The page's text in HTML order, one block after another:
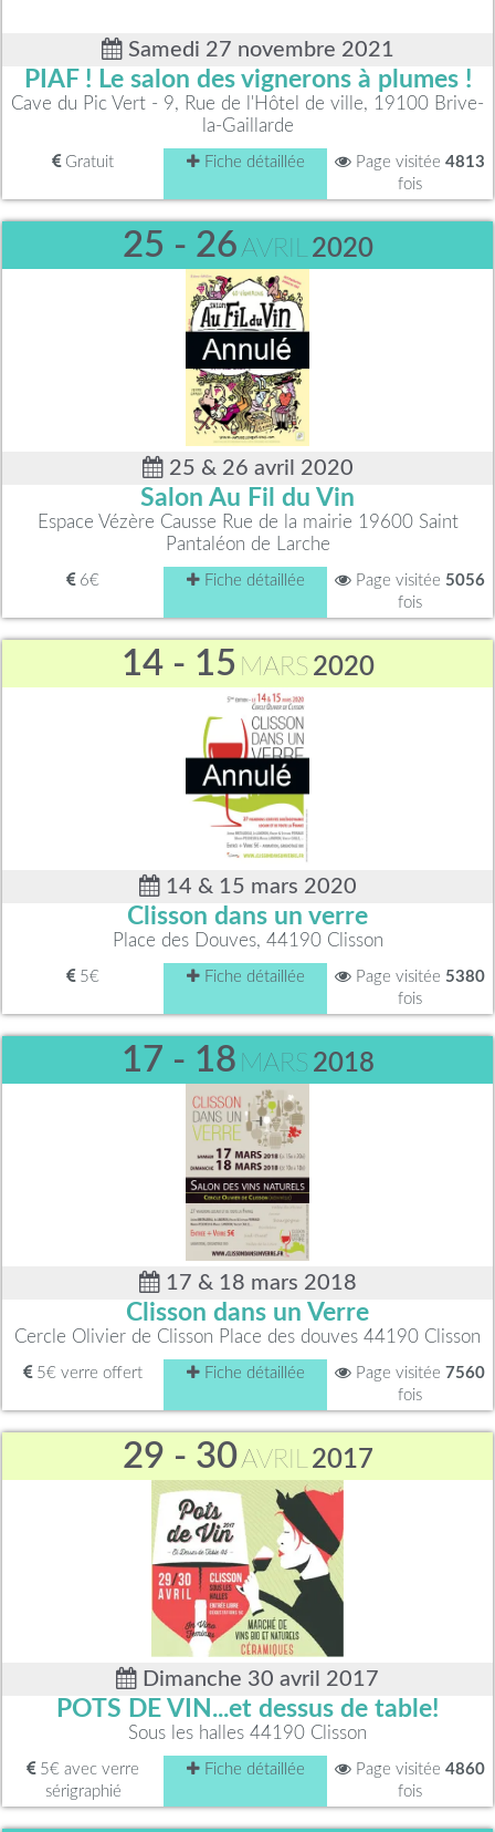
Samedi 27 novembre 2021
PIAF ! Le salon des vignerons à plumes !
Cave du Pic Vert - 9, Rue de l'Hôtel de ville, 19100 Brive-
la-Gaillarde
Gratuit Fiche détaillée Page visitée 4813
fois
25 - 26AVRIL 2020
25 & 26 avril 2020
Salon Au Fil du Vin
Espace Vézère Causse Rue de la mairie 19600 Saint
Pantaléon de Larche
6€ Fiche détaillée Page visitée 5056
fois
14 - 15 MARS 2020
14 & 15 mars 2020
Clisson dans un verre
Place des Douves, 44190 Clisson
5€ Fiche détaillée Page visitée 5380
fois
17 - 18 MARS 2018
17 & 18 mars 2018
Clisson dans un Verre
Cercle Olivier de Clisson Place des douves 44190 Clisson
5€ verre offert Fiche détaillée Page visitée 7560
fois
29 - 30AVRIL2017
Dimanche 30 avril 2017
POTS DE VIN...et dessus de table!
Sous les halles 44190 Clisson
5€ avec verre
sérigraphié
Fiche détaillée Page visitée 4860
fois